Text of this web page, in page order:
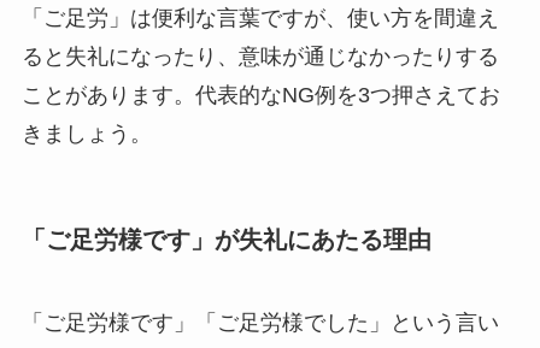
「ご足労」は便利な言葉ですが、使い方を間違え
ると失礼になったり、意味が通じなかったりする
ことがあります。代表的なNG例を3つ押さえてお
きましょう。
「ご足労様です」が失礼にあたる理由
「ご足労様です」「ご足労様でした」という言い